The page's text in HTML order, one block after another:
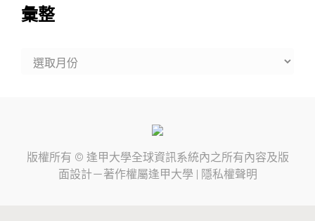
彙整
版權所有 © 逢甲大學全球資訊系統內之所有內容及版
面設計－著作權屬逢甲大學 隱私權聲明